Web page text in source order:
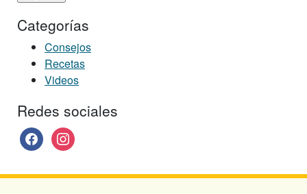
Categorías
Consejos
Recetas
Videos
Redes sociales
facebookinstagram